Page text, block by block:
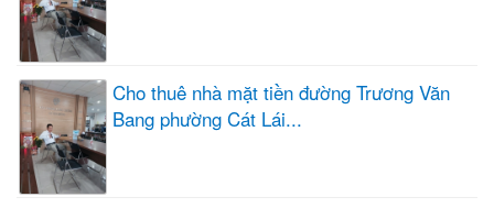
Cho thuê nhà mặt tiền đường Trương Văn
Bang phường Cát Lái...